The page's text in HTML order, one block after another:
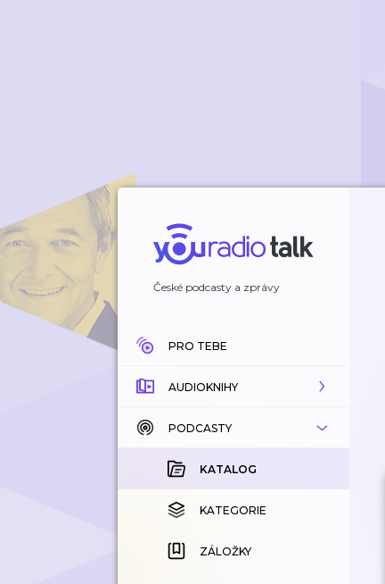
České podcasty a zprávy
PRO TEBE
AUDIOKNIHY
KATALOG
KOUPENÉ
KATEGORIE
ZÁLOŽKY
PODCASTY
KATALOG
KATEGORIE
ZÁLOŽKY